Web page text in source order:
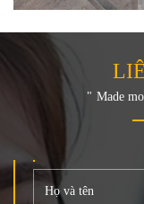
Made